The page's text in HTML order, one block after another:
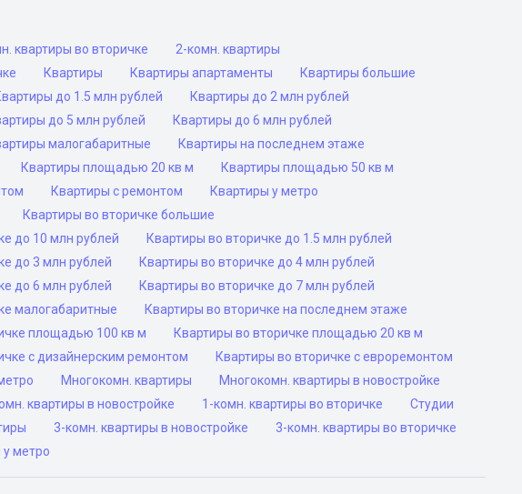
квартиры во вторичке
2-комн. квартиры
Квартиры Квартиры апартаменты
Квартиры большие
до 1.5 млн рублей
Квартиры до 2 млн рублей
до 5 млн рублей
Квартиры до 6 млн рублей
малогабаритные
Квартиры на последнем этаже
Квартиры площадью 20 кв м
Квартиры площадью 50 кв м
Квартиры с ремонтом
Квартиры у метро
Квартиры во вторичке большие
до 10 млн рублей
Квартиры во вторичке до 1.5 млн рублей
до 3 млн рублей
Квартиры во вторичке до 4 млн рублей
до 6 млн рублей
Квартиры во вторичке до 7 млн рублей
малогабаритные
Квартиры во вторичке на последнем этаже
площадью 100 кв м
Квартиры во вторичке площадью 20 кв м
с дизайнерским ремонтом
Квартиры во вторичке с евроремонтом
Многокомн. квартиры
Многокомн. квартиры в новостройке
квартиры в новостройке 1-комн. квартиры во вторичке
Студии
3-комн. квартиры в новостройке
3-комн. квартиры во вторичке
у метро